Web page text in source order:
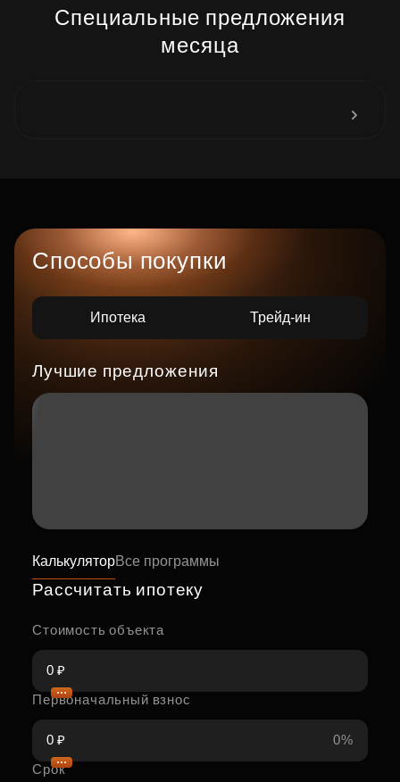
Специальные предложения
месяца
Способы покупки
Ипотека Трейд-ин
Лучшие предложения
КалькуляторВсе программы
Рассчитать ипотеку
Стоимость объекта
Первоначальный взнос
0%
Срок